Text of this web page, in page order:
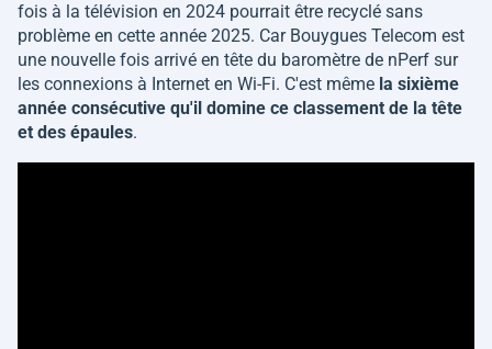
fois à la télévision en 2024 pourrait être recyclé sans
problème en cette année 2025. Car Bouygues Telecom est
une nouvelle fois arrivé en tête du baromètre de nPerf sur
les connexions à Internet en Wi-Fi. C'est même la sixième
année consécutive qu'il domine ce classement de la tête
et des épaules.